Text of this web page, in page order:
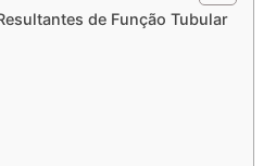
de Função Tubular